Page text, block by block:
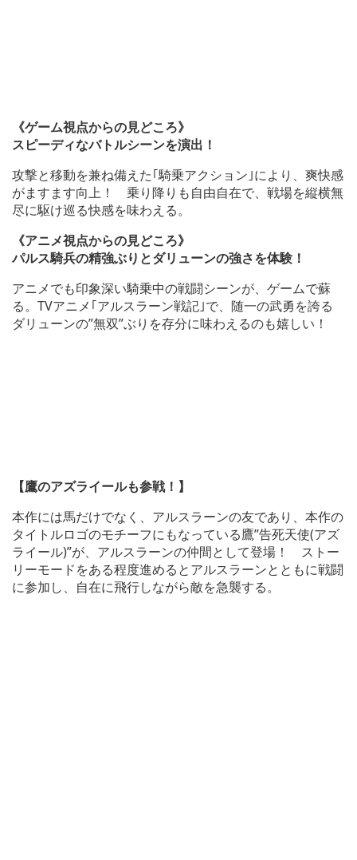
《ゲーム視点からの見どころ》
スピーディなバトルシーンを演出！
攻撃と移動を兼ね備えた｢騎乗アクション｣により、爽快感
がますます向上！ 乗り降りも自由自在で、戦場を縦横無
尽に駆け巡る快感を味わえる。
《アニメ視点からの見どころ》
パルス騎兵の精強ぶりとダリューンの強さを体験！
アニメでも印象深い騎乗中の戦闘シーンが、ゲームで蘇
る。TVアニメ｢アルスラーン戦記｣で、随一の武勇を誇る
ダリューンの”無双”ぶりを存分に味わえるのも嬉しい！
【鷹のアズライールも参戦！】
本作には馬だけでなく、アルスラーンの友であり、本作の
タイトルロゴのモチーフにもなっている鷹”告死天使(アズ
ライール)”が、アルスラーンの仲間として登場！ ストー
リーモードをある程度進めるとアルスラーンとともに戦闘
に参加し、自在に飛行しながら敵を急襲する。